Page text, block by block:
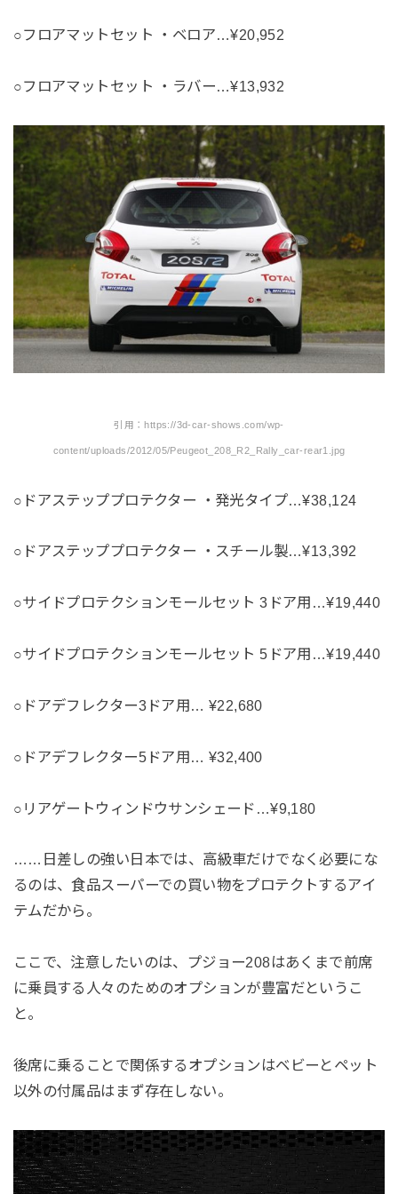
○フロアマットセット ・ベロア…¥20,952
○フロアマットセット ・ラバー…¥13,932
引用：https://3d-car-shows.com/wp-
content/uploads/2012/05/Peugeot_208_R2_Rally_car-rear1.jpg
○ドアステッププロテクター ・発光タイプ…¥38,124
○ドアステッププロテクター ・スチール製…¥13,392
○サイドプロテクションモールセット 3ドア用…¥19,440
○サイドプロテクションモールセット 5ドア用…¥19,440
○ドアデフレクター3ドア用… ¥22,680
○ドアデフレクター5ドア用… ¥32,400
○リアゲートウィンドウサンシェード…¥9,180
……日差しの強い日本では、高級車だけでなく必要にな
るのは、食品スーパーでの買い物をプロテクトするアイ
テムだから。
ここで、注意したいのは、プジョー208はあくまで前席
に乗員する人々のためのオプションが豊富だというこ
と。
後席に乗ることで関係するオプションはベビーとペット
以外の付属品はまず存在しない。